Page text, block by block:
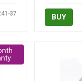
37 BUY